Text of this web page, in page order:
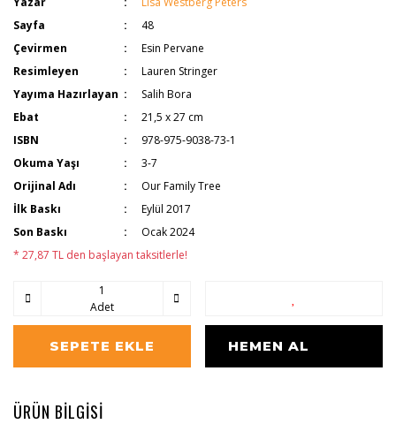
Sayfa
48
Çevirmen
Esin Pervane
Resimleyen
Lauren Stringer
Yayıma Hazırlayan
Salih Bora
Ebat
21,5 x 27 cm
ISBN
978-975-9038-73-1
Okuma Yaşı
3-7
Orijinal Adı
Our Family Tree
İlk Baskı
Eylül 2017
Son Baskı
Ocak 2024
* 27,87 TL den başlayan taksitlerle!
Adet
SEPETE EKLE HEMEN AL
ÜRÜN BİLGİSİ